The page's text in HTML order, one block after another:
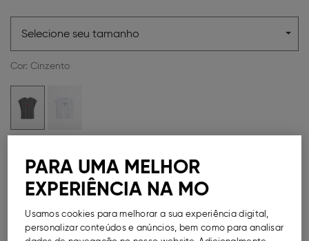
Selecione seu tamanho
Cor: Cinzento
Métodos de Pagamento Disponíveis
PARA UMA MELHOR
EXPERIÊNCIA NA MO
Usamos cookies para melhorar a sua experiência digital,
personalizar conteúdos e anúncios, bem como para analisar